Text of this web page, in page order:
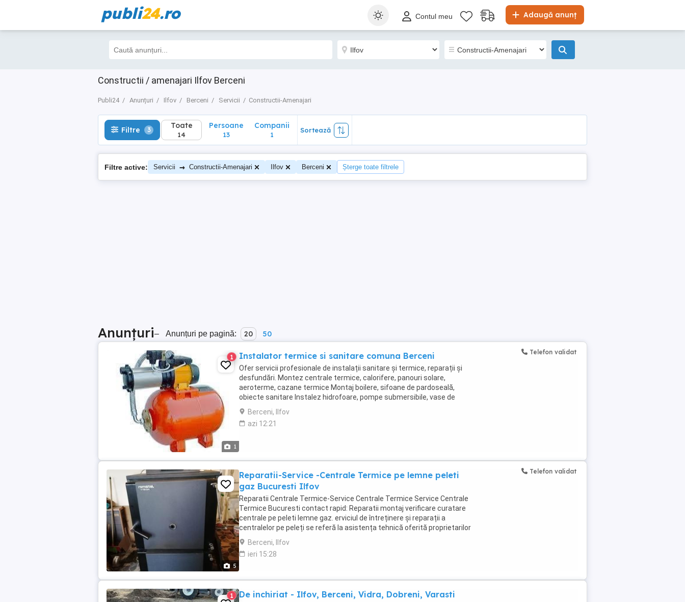
publi24.ro Adaugă anunț
Contul meu
Constructii / amenajari Ilfov Berceni
Publi24 Anunțuri Ilfov Berceni Servicii Constructii-Amenajari
Filtre 3 Toate
14
Filtre 3 Toate
14
Persoane
13
Companii
1
Sortează
Filtre active: Servicii → Constructii-Amenajari Ilfov Berceni Șterge toate filtrele
Anunțuri– Anunțuri pe pagină: 20 50
1
1 Instalator termice si sanitare comuna Berceni
Ofer servicii profesionale de instalații sanitare și termice, reparații și
desfundări. Montez centrale termice, calorifere, panouri solare,
aeroterme, cazane termice Montaj boilere, sifoane de pardoseală,
obiecte sanitare Instalez hidrofoare, pompe submersibile, vase de
expansiune Racordare ...
Berceni, Ilfov
azi 12:21
Telefon validat
5
Reparatii-Service -Centrale Termice pe lemne peleti
gaz Bucuresti Ilfov
Reparatii Centrale Termice-Service Centrale Termice Service Centrale
Termice Bucuresti contact rapid: Reparatii montaj verificare curatare
centrale pe peleti lemne gaz. erviciul de întreținere și reparații a
centralelor pe peleți se referă la asistența tehnică oferită proprietarilor
de centrale termice ...
Berceni, Ilfov
ieri 15:28
Telefon validat
1 De inchiriat - Ilfov, Berceni, Vidra, Dobreni, Varasti